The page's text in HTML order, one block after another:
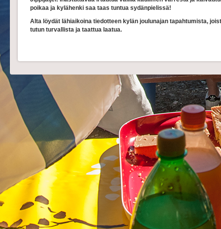
poikaa ja kylähenki saa taas tuntua sydänpielissä!
Alta löydät lähiaikoina tiedotteen kylän joulunajan tapahtumista,
tutun turvallista ja taattua laatua.